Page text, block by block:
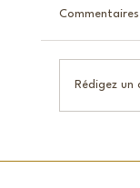
Commentaires
Rédigez un